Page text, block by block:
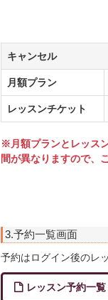
キャンセル
月額プラン
レッスンチケット
※月額プランとレッス
間が異なりますので、
3.予約一覧画面
予約はログイン後のレ
レッスン予約一覧